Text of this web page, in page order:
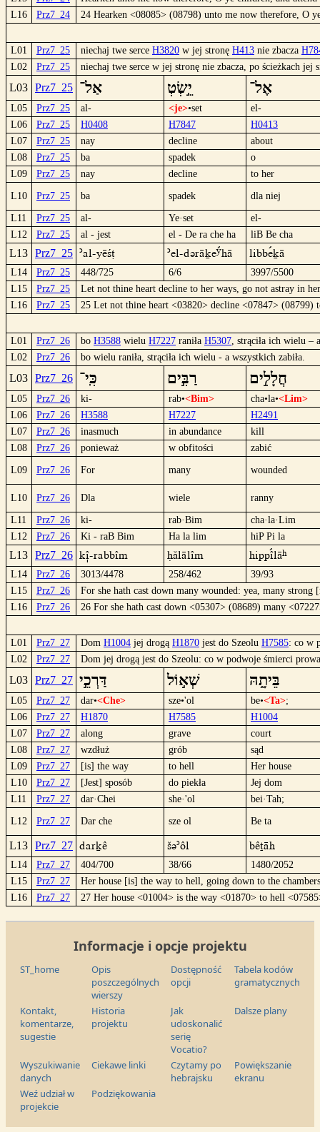
L16
Prz7_24 24 Hearken <08085> (08798) unto me now therefore, O
L01 Prz7_25 niechaj twe serce H3820 w jej stronę H413 nie zbacza
L02
Prz7_25 niechaj twe serce w jej stronę nie zbacza, po ścieżkach jej
L03 Prz7_25 אַל־ יֵ֣שְׂטְ אֶל־
L05 Prz7_25 al- <je>•set
el-
L06
Prz7_25 H0408 H7847
H0413
L07
Prz7_25 nay decline
about
L08
Prz7_25 ba spadek
o
L09
Prz7_25 nay decline to her
L10 Prz7_25 ba spadek dla niej
L11 Prz7_25 al- Ye·set
el-
L12
Prz7_25 al - jest el - De ra che ha liB Be cha
L13 Prz7_25 ´al-yëS† ´el-DüräkÊºhä liBBeºkä
L14 Prz7_25 448/725 6/6
3997/5500
L15
Prz7_25
Let not thine heart decline to her ways, go not astray in
L16
Prz7_25 25 Let not thine heart <03820> decline <07847> (08799)
L01 Prz7_26 bo H3588 wielu H7227 raniła H5307, strąciła ich wielu –
L02
Prz7_26 bo wielu raniła, strąciła ich wielu - a wszystkich zabiła.
L03 Prz7_26 כִּֽי־ רַבִּ֣ים חֲלָלִ֣ים
L05 Prz7_26 ki- rab•<Bim> cha•la•<Lim>
L06
Prz7_26 H3588 H7227
H2491
L07
Prz7_26 inasmuch in abundance
kill
L08
Prz7_26 ponieważ w obfitości zabić
L09 Prz7_26 For many wounded
L10 Prz7_26 Dla wiele ranny
L11 Prz7_26 ki- rab·Bim
cha·la·Lim
L12
Prz7_26 Ki - raB Bim Ha la lim hiP Pi la
L13 Prz7_26 Kî|-raBBîm Hálälîm hiPPîºlâ
L14 Prz7_26 3013/4478 258/462
39/93
L15
Prz7_26
For she hath cast down many wounded: yea, many strong
L16
Prz7_26 26 For she hath cast down <05307> (08689) many
L01 Prz7_27 Dom H1004 jej drogą H1870 jest do Szeolu H7585: co w
L02
Prz7_27 Dom jej drogą jest do Szeolu: co w podwoje śmierci
L03 Prz7_27 דַּרְכֵ֣י שְׁא֣וֹל בֵּיתָ֑הּ
L05 Prz7_27 dar•<Che> sze•'ol be•<Ta>;
L06
Prz7_27 H1870 H7585
H1004
L07
Prz7_27 along grave
court
L08
Prz7_27 wzdłuż grób
sąd
L09
Prz7_27 [is] the way to hell
Her house
L10
Prz7_27 [Jest] sposób do piekła
Jej dom
L11
Prz7_27 dar·Chei she·'ol bei·Tah;
L12 Prz7_27 Dar che sze ol Be ta
L13 Prz7_27 Darkê šü´ôl Bêtäh
L14 Prz7_27 404/700 38/66
1480/2052
L15
Prz7_27
Her house [is] the way to hell, going down to the
L16
Prz7_27 27 Her house <01004> is the way <01870> to hell
Informacje i opcje projektu
ST_home
Opis
poszczególnych
wierszy
Dostępność
opcji
Tabela kodów
gramatycznych
Kontakt,
komentarze,
sugestie
Historia
projektu
Jak
udoskonalić
serię
Vocatio?
Dalsze plany
Wyszukiwanie
danych
Ciekawe linki
Czytamy po
hebrajsku
Powiększanie
ekranu
Weź udział w
projekcie
Podziękowania